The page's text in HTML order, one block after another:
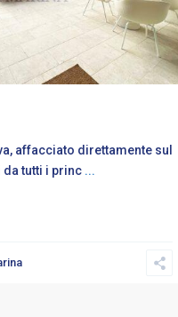
affacciato direttamente sul
da tutti i princ ...